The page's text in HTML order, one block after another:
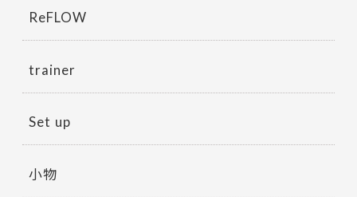
ReFLOW
trainer
Set up
小物